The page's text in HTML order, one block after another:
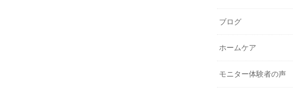
ブログ
ホームケア
モニター体験者の声